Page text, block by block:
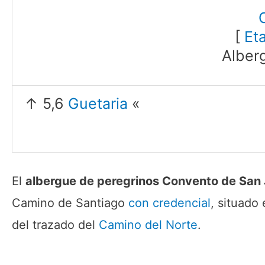
[
↑ 5,6 Guetaria «
El albergue de peregrinos Convento de
Camino de Santiago con credencial, situado
del trazado del Camino del Norte.